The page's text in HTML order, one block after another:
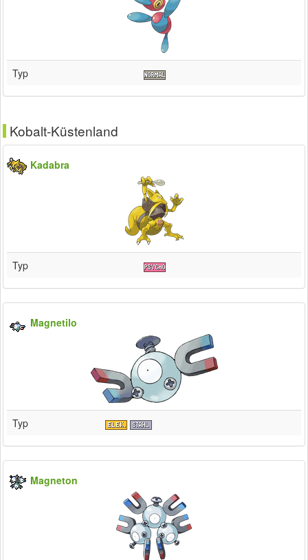
Typ
Kobalt-Küstenland
Kadabra
Typ
Magnetilo
Typ
Magneton